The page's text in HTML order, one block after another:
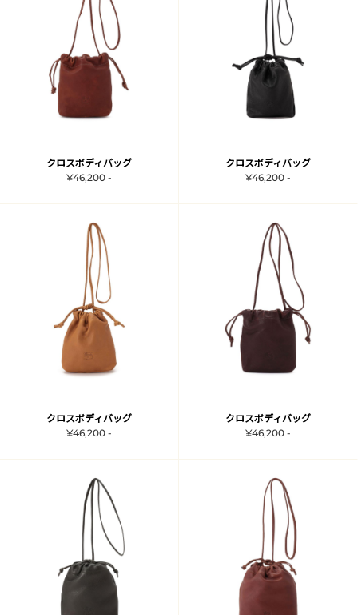
クロスボディバッグ
¥46,200 -
クロスボディバッグ
¥46,200 -
クロスボディバッグ
¥46,200 -
クロスボディバッグ
¥46,200 -